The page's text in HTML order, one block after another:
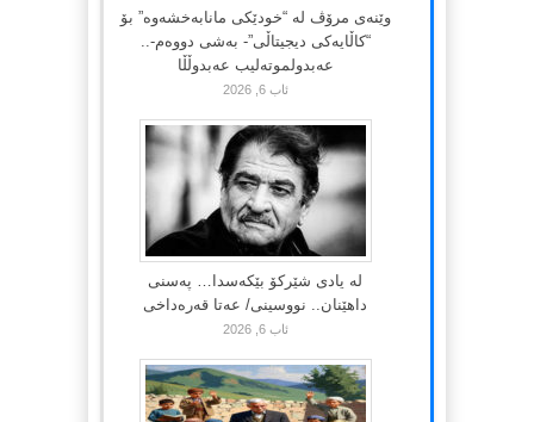
وێنەی مرۆڤ لە “خودێکی مانابەخشەوە” بۆ
“کاڵایەکی دیجیتاڵی”- بەشی دووەم-..
عەبدولموتەلیب عەبدوڵڵا
ئاب 6, 2026
لە یادی شێرکۆ بێکەسدا… پەسنی
داهێنان.. نووسینی/ عەتا قەرەداخی
ئاب 6, 2026